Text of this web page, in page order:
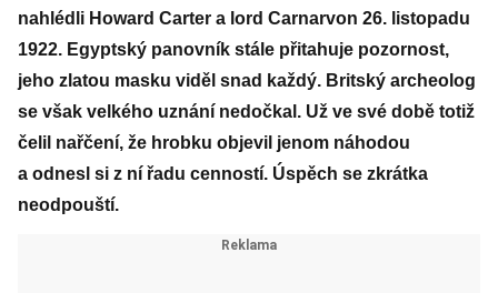
nahlédli Howard Carter a lord Carnarvon 26. listopadu
1922. Egyptský panovník stále přitahuje pozornost,
jeho zlatou masku viděl snad každý. Britský archeolog
se však velkého uznání nedočkal. Už ve své době totiž
čelil nařčení, že hrobku objevil jenom náhodou
a odnesl si z ní řadu cenností. Úspěch se zkrátka
neodpouští.